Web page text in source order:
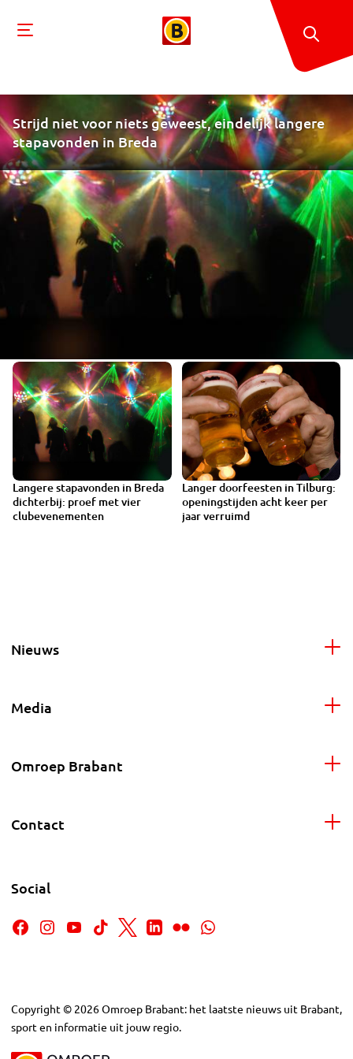
Strijd niet voor niets geweest, eindelijk langere
stapavonden in Breda
Langere stapavonden in Breda
dichterbij: proef met vier
clubevenementen
Langer doorfeesten in Tilburg:
openingstijden acht keer per
jaar verruimd
Nieuws
Media
Omroep Brabant
Contact
Social
Copyright © 2026Omroep Brabant: het laatste nieuws uit Brabant,
sport en informatie uit jouw regio.